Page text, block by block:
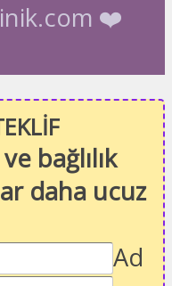
❤️
ve bağlılık
daha ucuz
Ad